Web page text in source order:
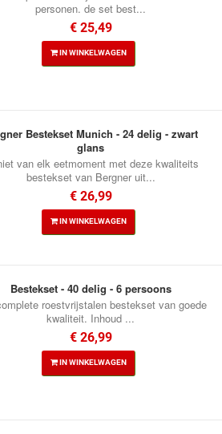
personen. de set best...
€ 25,49
IN WINKELWAGEN
Bestekset Munich - 24 delig - zwart
glans
van elk eetmoment met deze kwaliteits
bestekset van Bergner uit...
€ 26,99
IN WINKELWAGEN
Bestekset - 40 delig - 6 persoons
roestvrijstalen bestekset van goede
kwaliteit. Inhoud ...
€ 26,99
IN WINKELWAGEN